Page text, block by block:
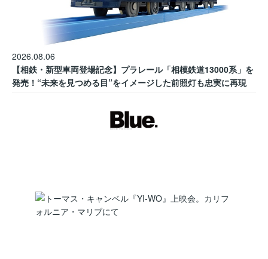
2026.08.06
【相鉄・新型車両登場記念】プラレール「相模鉄道13000系」を
発売！“未来を見つめる目”をイメージした前照灯も忠実に再現